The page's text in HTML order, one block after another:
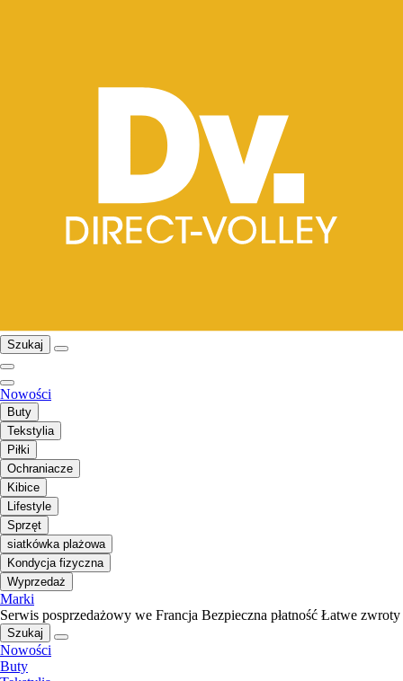
Szukaj
Nowości
Buty
Tekstylia
Piłki
Ochraniacze
Kibice
Lifestyle
Sprzęt
siatkówka plażowa
Kondycja fizyczna
Wyprzedaż
Marki
Serwis posprzedażowy we Francja Bezpieczna płatność Łatwe zwroty
Szukaj
Nowości
Buty